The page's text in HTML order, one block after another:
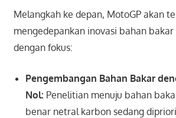
Melangkah ke depan, MotoGP akan
mengedepankan inovasi bahan
dengan fokus:
Pengembangan Bahan Bakar
Nol: Penelitian menuju bahan
benar netral karbon sedang